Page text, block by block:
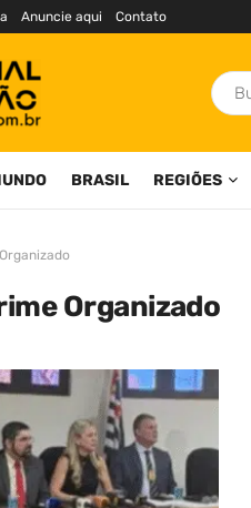
Anuncie aqui Contato
BRASIL REGIÕES
Organizado